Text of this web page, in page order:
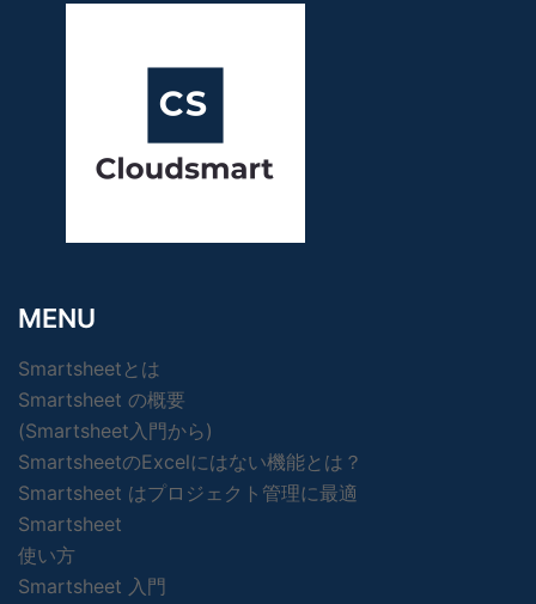
MENU
Smartsheetとは
Smartsheet の概要
(Smartsheet入門から)
SmartsheetのExcelにはない機能とは？
Smartsheet はプロジェクト管理に最適
Smartsheet
使い方
Smartsheet 入門